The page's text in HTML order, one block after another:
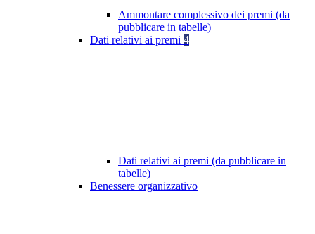
Ammontare complessivo dei premi (da
pubblicare in tabelle)
Dati relativi ai premi 4
Dati relativi ai premi (da pubblicare in
tabelle)
Benessere organizzativo